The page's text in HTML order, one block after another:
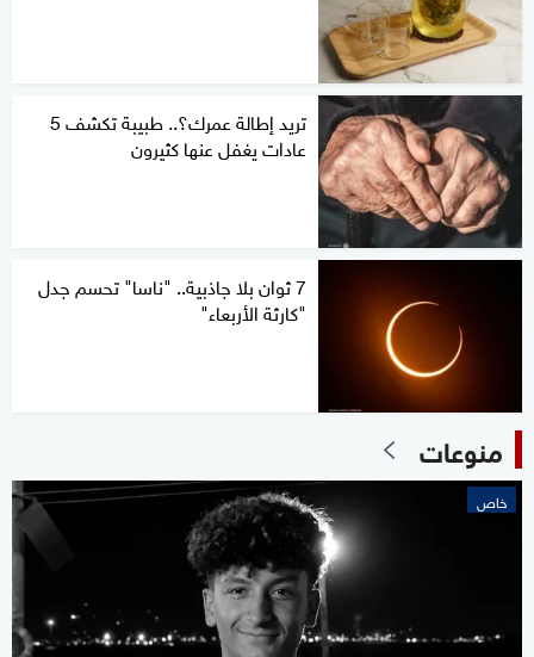
تريد إطالة عمرك؟.. طبيبة تكشف 5
عادات يغفل عنها كثيرون
7 ثوان بلا جاذبية.. "ناسا" تحسم جدل
"كارثة الأربعاء"
منوعات
خاص